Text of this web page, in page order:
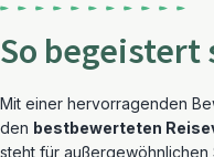
So begeistert
Mit einer hervorragenden
den bestbewerteten
steht für